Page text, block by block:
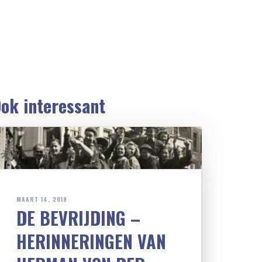
interessant
MAART 14, 2019
DE BEVRIJDING –
HERINNERINGEN VAN